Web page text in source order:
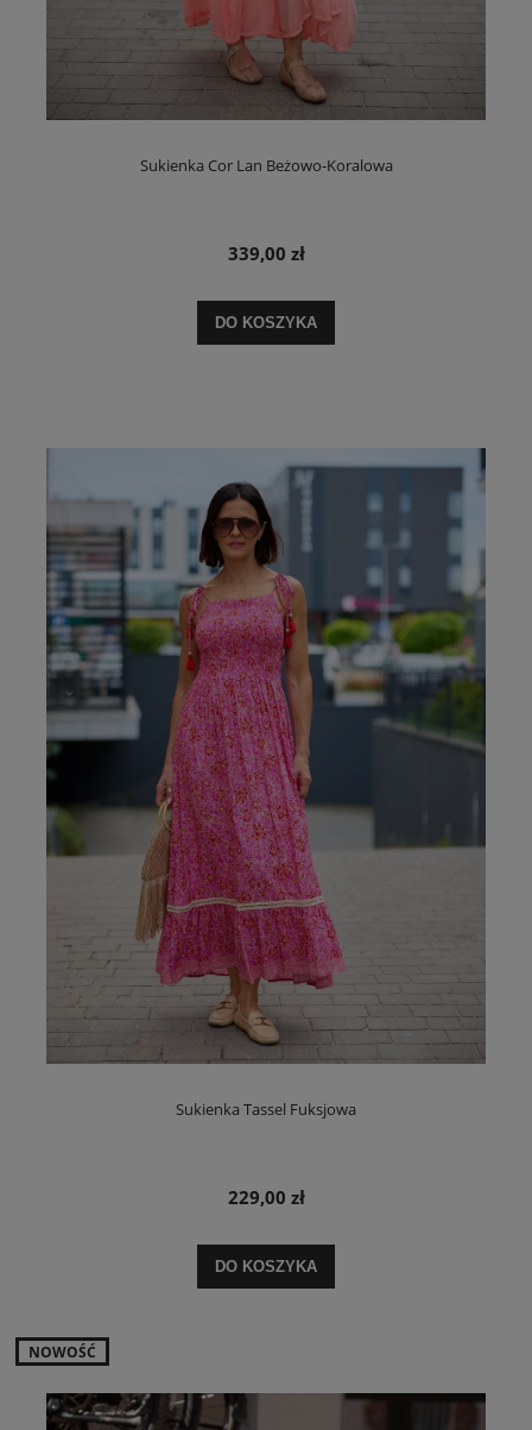
Sukienka Cor Lan Beżowo-Koralowa
339,00 zł
DO KOSZYKA
Sukienka Tassel Fuksjowa
229,00 zł
DO KOSZYKA
NOWOŚĆ